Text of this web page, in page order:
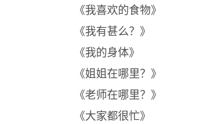
《我喜欢的食物》
《我有甚么？》
《我的身体》
《姐姐在哪里？》
《老师在哪里？》
《大家都很忙》